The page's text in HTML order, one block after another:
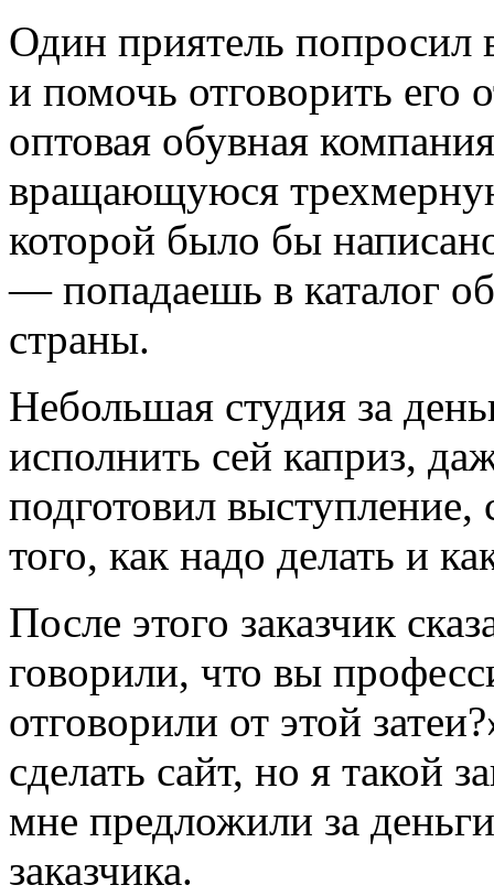
Один приятель попросил
и помочь отговорить его
оптовая обувная
вращающуюся
которой было бы
— попадаешь в каталог
страны.
Небольшая студия за
исполнить сей каприз,
подготовил
того, как надо делать и
После этого заказчик
говорили, что вы
отговорили от этой
сделать сайт, но я такой
мне предложили за
заказчика.